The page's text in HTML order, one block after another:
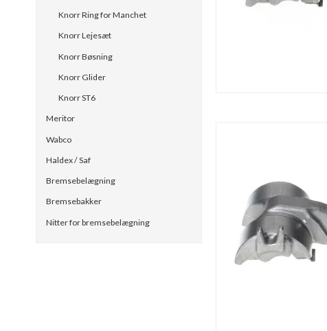
Knorr Ring for Manchet
Knorr Lejesæt
Knorr Bøsning
Knorr Glider
Knorr ST6
Meritor
Wabco
Haldex / Saf
Bremsebelægning
Bremsebakker
Nitter for bremsebelægning